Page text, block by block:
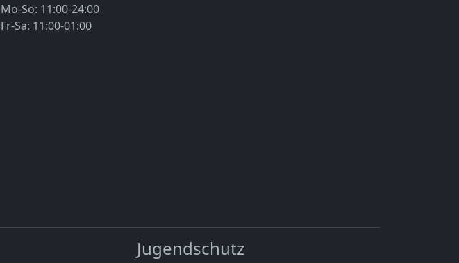
Mo-So: 11:00-24:00
Fr-Sa: 11:00-01:00
Jugendschutz